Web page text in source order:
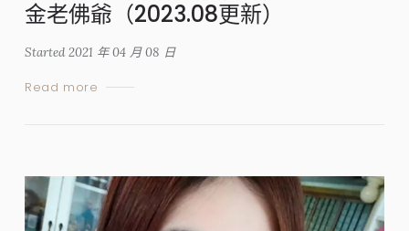
金老佛爺（2023.08更新）
Started2021 年 04 月 08 日
Read more